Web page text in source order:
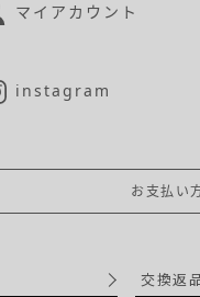
マイアカウント
instagram
お支払い
交換返